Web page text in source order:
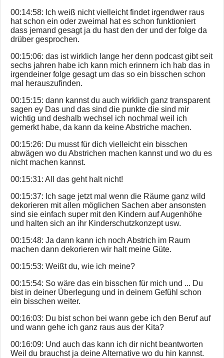
00:14:58: Ich weiß nicht vielleicht findet irgendwer raus
hat schon ein oder zweimal hat es schon funktioniert
dass jemand gesagt ja du hast den der und der folge da
drüber gesprochen.
00:15:06: das ist wirklich lange her denn podcast gibt seit
sechs jahren habe ich kann mich erinnern ich hab das in
irgendeiner folge gesagt um das so ein bisschen schon
mal herauszufinden.
00:15:15: dann kannst du auch wirklich ganz transparent
sagen ey Das und das sind die punkte die sind mir
wichtig und deshalb wechsel ich nochmal weil ich
gemerkt habe, da kann da keine Abstriche machen.
00:15:26: Du musst für dich vielleicht ein bisschen
abwägen wo du Abstrichen machen kannst und wo du es
nicht machen kannst.
00:15:31: All das geht halt nicht!
00:15:37: Ich sage jetzt mal wenn die Räume ganz wild
dekorieren mit allen möglichen Sachen aber ansonsten
sind sie einfach super mit den Kindern auf Augenhöhe
und halten sich an ihr Kinderschutzkonzept usw.
00:15:48: Ja dann kann ich noch Abstrich im Raum
machen dann dekorieren wir halt meine Güte.
00:15:53: Weißt du, wie ich meine?
00:15:54: So wäre das ein bisschen für mich und ... Du
bist in deiner Überlegung und in deinem Gefühl schon
ein bisschen weiter.
00:16:03: Du bist schon bei wann gebe ich den Beruf auf
und wann gehe ich ganz raus aus der Kita?
00:16:09: Und auch das kann ich dir nicht beantworten
Weil du brauchst ja deine Alternative wo du hin kannst.